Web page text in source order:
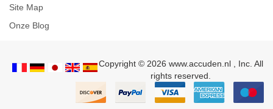
Site Map
Onze Blog
Copyright © 2026 www.accuden.nl , Inc. All
rights reserved.